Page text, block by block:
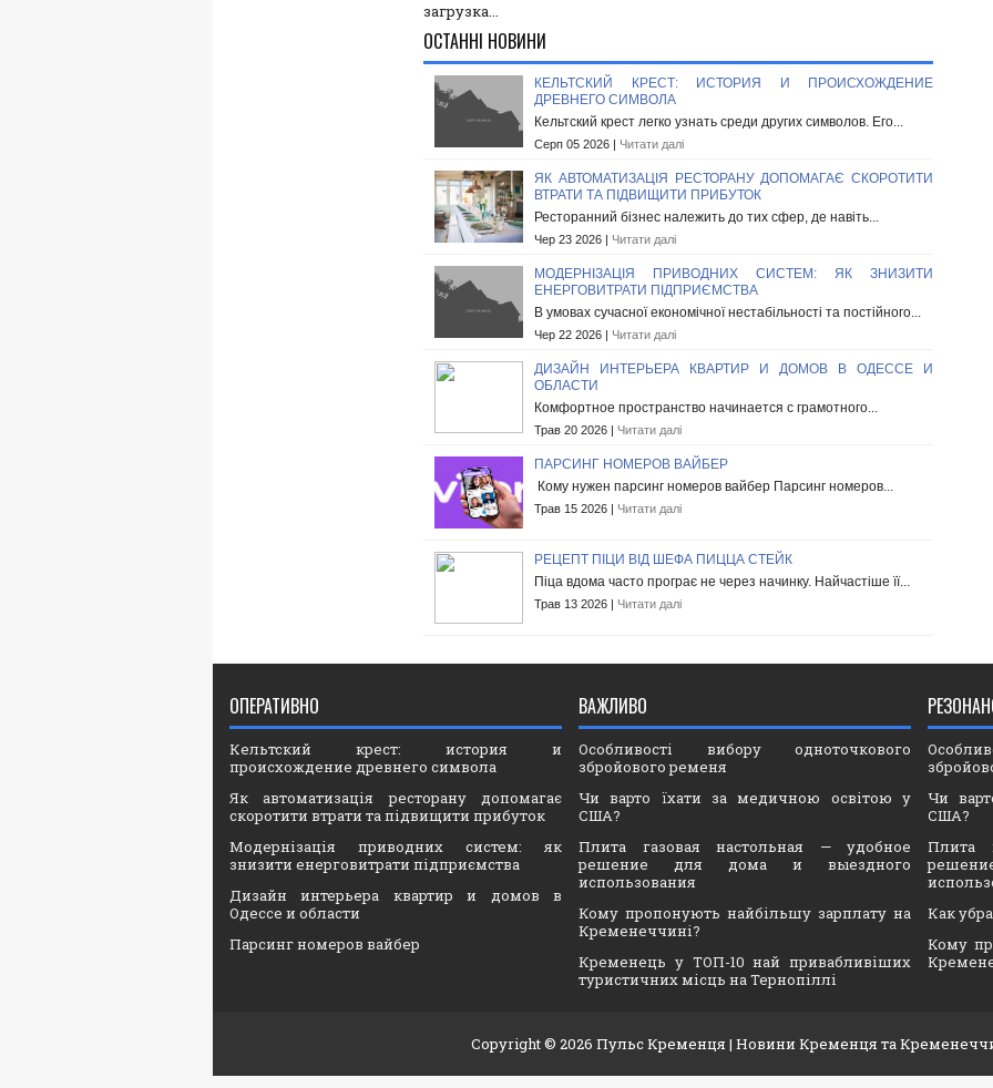
загрузка...
ОСТАННІ НОВИНИ
КЕЛЬТСКИЙ КРЕСТ: ИСТОРИЯ И ПРОИСХОЖДЕНИЕ
ДРЕВНЕГО СИМВОЛА
Кельтский крест легко узнать среди других символов. Его...
Серп 05 2026 | Читати далі
ЯК АВТОМАТИЗАЦІЯ РЕСТОРАНУ ДОПОМАГАЄ СКОРОТИТИ
ВТРАТИ ТА ПІДВИЩИТИ ПРИБУТОК
Ресторанний бізнес належить до тих сфер, де навіть...
Чер 23 2026 | Читати далі
МОДЕРНІЗАЦІЯ ПРИВОДНИХ СИСТЕМ: ЯК ЗНИЗИТИ
ЕНЕРГОВИТРАТИ ПІДПРИЄМСТВА
В умовах сучасної економічної нестабільності та постійного...
Чер 22 2026 | Читати далі
ДИЗАЙН ИНТЕРЬЕРА КВАРТИР И ДОМОВ В ОДЕССЕ И
ОБЛАСТИ
Комфортное пространство начинается с грамотного...
Трав 20 2026 | Читати далі
ПАРСИНГ НОМЕРОВ ВАЙБЕР
Кому нужен парсинг номеров вайбер Парсинг номеров...
Трав 15 2026 | Читати далі
РЕЦЕПТ ПІЦИ ВІД ШЕФА ПИЦЦА СТЕЙК
Піца вдома часто програє не через начинку. Найчастіше її...
Трав 13 2026 | Читати далі
ОПЕРАТИВНО
Кельтский крест: история и
происхождение древнего символа
Як автоматизація ресторану допомагає
скоротити втрати та підвищити прибуток
Модернізація приводних систем: як
знизити енерговитрати підприємства
Дизайн интерьера квартир и домов в
Одессе и области
Парсинг номеров вайбер
ВАЖЛИВО
Особливості вибору одноточкового
збройового ременя
Чи варто їхати за медичною освітою у
США?
Плита газовая настольная — удобное
решение для дома и выездного
использования
Кому пропонують найбільшу зарплату на
Кременеччині?
Кременець у ТОП-10 най привабливіших
туристичних місць на Тернопіллі
Чи
США?
Плита
Как
Кому
Copyright © 2026 Пульс Кременця | Новини Кременця та